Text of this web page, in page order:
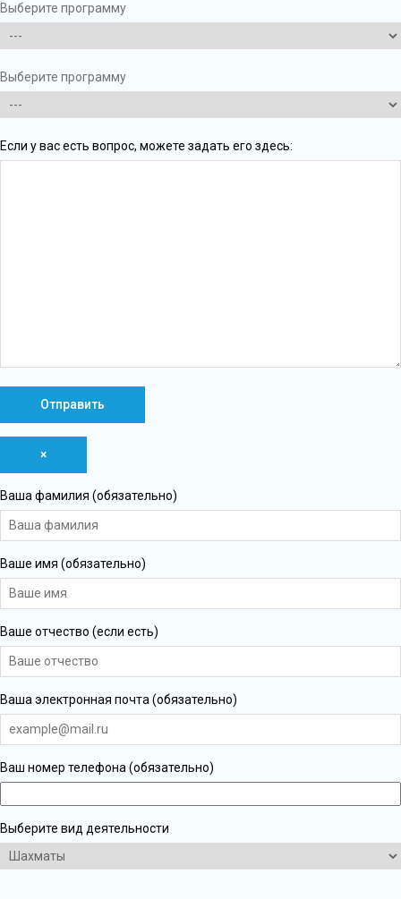
Выберите программу
Выберите программу
Если у вас есть вопрос, можете задать его здесь:
×
Ваша фамилия (обязательно)
Ваше имя (обязательно)
Ваше отчество (если есть)
Ваша электронная почта (обязательно)
Ваш номер телефона (обязательно)
Выберите вид деятельности